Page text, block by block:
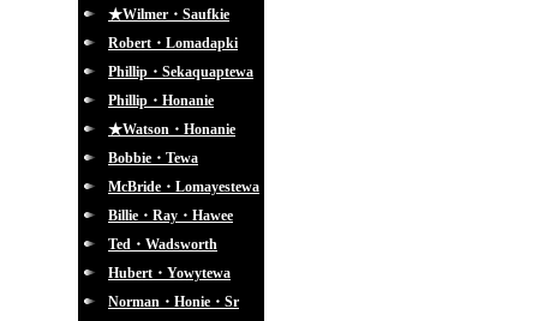
★Wilmer・Saufkie
Robert・Lomadapki
Phillip・Sekaquaptewa
Phillip・Honanie
★Watson・Honanie
Bobbie・Tewa
McBride・Lomayestewa
Billie・Ray・Hawee
Ted・Wadsworth
Hubert・Yowytewa
Norman・Honie・Sr